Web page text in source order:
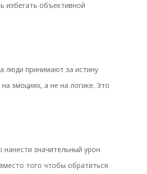
избегать объективной
люди принимают за истину
эмоциях, а не на логике. Это
нанести значительный урон
того чтобы обратиться